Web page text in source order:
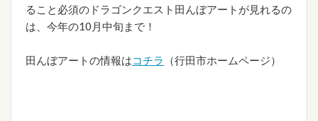
ること必須のドラゴンクエスト田んぼアートが見れるの
は、今年の10月中旬まで！
田んぼアートの情報はコチラ （行田市ホームページ）